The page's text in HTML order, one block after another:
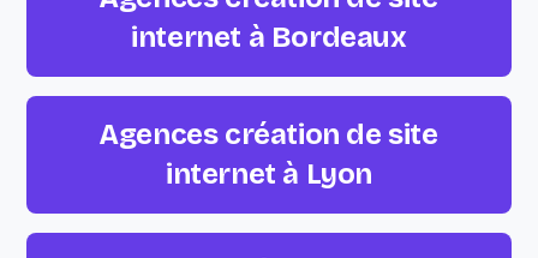
internet à Bordeaux
Agences création de site
internet à Lyon